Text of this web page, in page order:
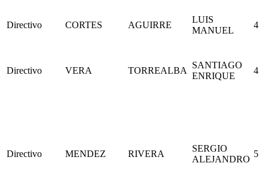
Directivo CORTES AGUIRRE
LUIS
MANUEL
4
Directivo VERA TORREALBA
SANTIAGO
ENRIQUE
4
Directivo MENDEZ RIVERA
SERGIO
ALEJANDRO
5